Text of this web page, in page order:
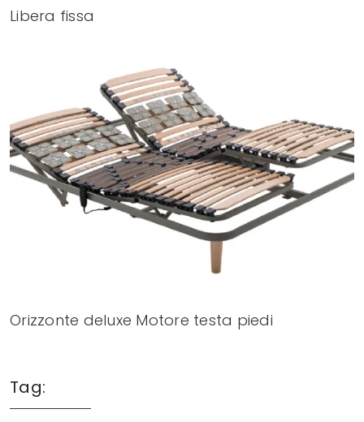
Libera fissa
Orizzonte deluxe Motore testa piedi
Tag: